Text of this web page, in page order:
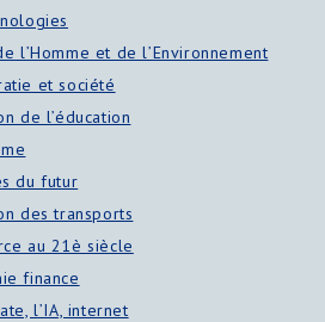
l’Homme et de l’Environnement
et société
de l’éducation
du futur
des transports
au 21è siècle
finance
l’IA, internet